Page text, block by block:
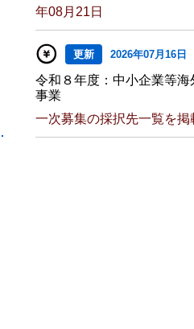
年08月21日
更新 2026年07月16日
令和８年度：中小企業等海
事業
一次募集の採択先一覧を掲